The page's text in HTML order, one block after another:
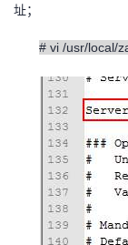
址；
# vi /usr/local/